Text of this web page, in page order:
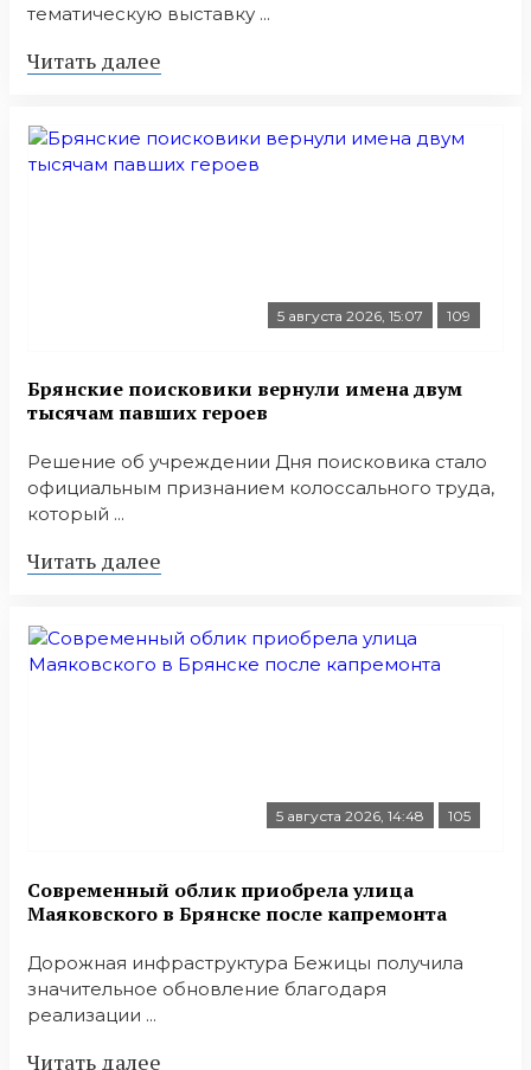
тематическую выставку ...
Читать далее
5 августа 2026, 15:07 109
Брянские поисковики вернули имена двум
тысячам павших героев
Решение об учреждении Дня поисковика стало
официальным признанием колоссального труда,
который ...
Читать далее
5 августа 2026, 14:48 105
Современный облик приобрела улица
Маяковского в Брянске после капремонта
Дорожная инфраструктура Бежицы получила
значительное обновление благодаря
реализации ...
Читать далее